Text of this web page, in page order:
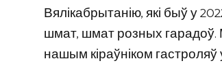
Вялікабрытанію, які быў у
шмат, шмат розных гарадоў.
нашым кіраўніком